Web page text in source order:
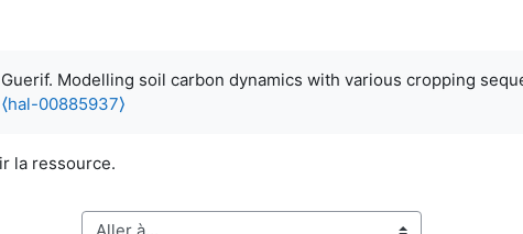
Modelling soil carbon dynamics with various cropping
⟨hal-00885937⟩
la ressource.